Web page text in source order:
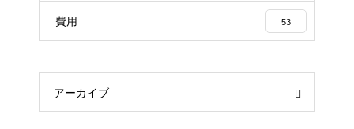
費用 53
アーカイブ